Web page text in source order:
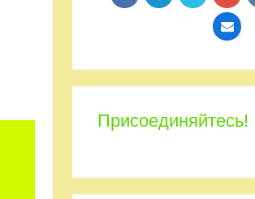
Присоединяйтесь!